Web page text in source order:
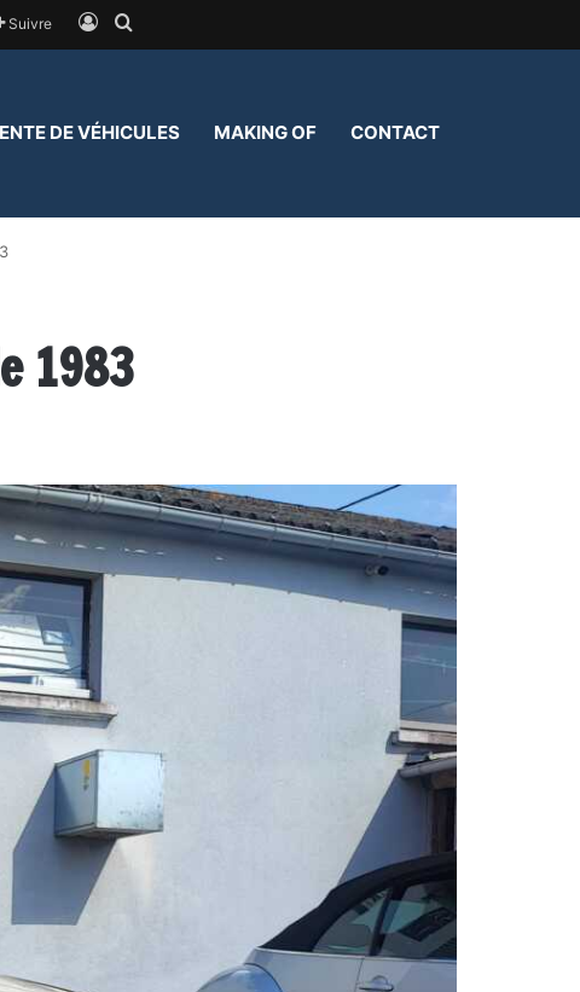
Suivre Connexion
DE VÉHICULES MAKING OF CONTACT
1983